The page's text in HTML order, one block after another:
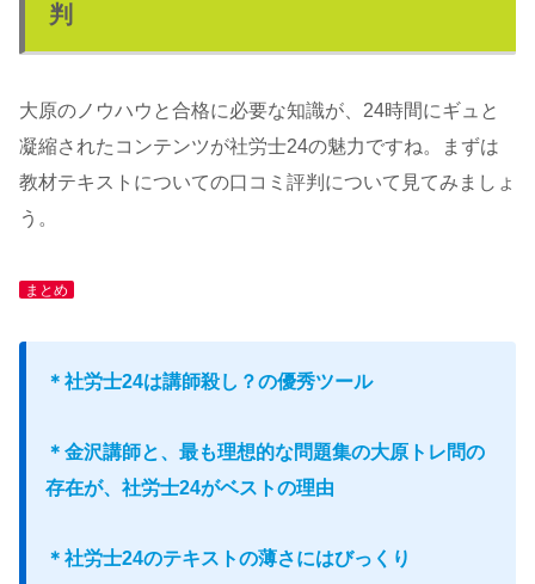
判
大原のノウハウと合格に必要な知識が、24時間にギュと
凝縮されたコンテンツが社労士24の魅力ですね。まずは
教材テキストについての口コミ評判について見てみましょ
う。
まとめ
＊社労士24は講師殺し？の優秀ツール
＊金沢講師と、最も理想的な問題集の大原トレ問の
存在が、社労士24がベストの理由
＊社労士24のテキストの薄さにはびっくり